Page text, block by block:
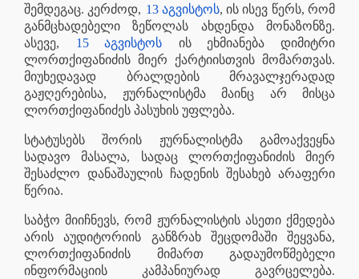
შემდეგაც. კერძოდ, 13 აგვისტოს, ის ისევ წერს, რომ
განმცხადებელი ზეწოლას ახდენდა მონაზონზე.
ასევე,
15 აგვისტოს
ის ეხმიანება დიმიტრი
ლორთქიფანიძის მიერ ქარტიისთვის მომართვას.
მიუხედავად ბრალდების მრავალჯერადად
გაჟღერებისა, ჟურნალისტმა მაინც არ მისცა
ლორთქიფანიძეს პასუხის უფლება.
სტატუსებს შორის ჟურნალისტმა გამოაქვეყნა
სადავო მასალა, სადაც ლორთქიფანიძის მიერ
შესაძლო დანაშაულის ჩადენის შესახებ არაფერი
წერია.
საბჭო მიიჩნევს, რომ ჟურნალისტის ასეთი ქმედება
არის აუდიტორიის განზრახ შეცდომაში შეყვანა,
ლორთქიფანიძის მიმართ გადაუმოწმებელი
ინფორმაციის კამპანიურად გავრცელება.